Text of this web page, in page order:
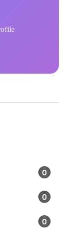
0
0
0